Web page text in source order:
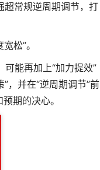
超常规逆周期调节，打
松”。
能再加上“加力提效”
，并在“逆周期调节”前
期的决心。